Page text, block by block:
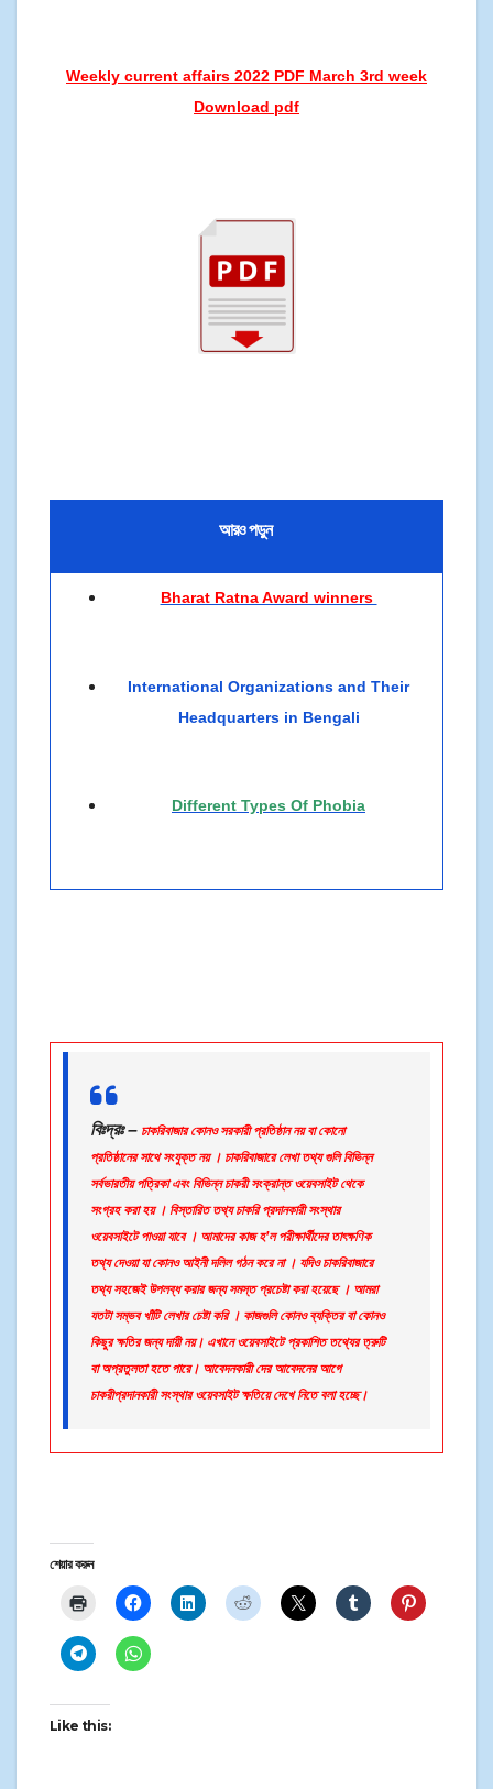
Weekly current affairs 2022 PDF March 3rd week
Download pdf
আরও পড়ুন
Bharat Ratna Award winners
International Organizations and Their
Headquarters in Bengali
Different Types Of Phobia
বিঃদ্রঃ – চাকরিবাজার কোনও সরকারী প্রতিষ্ঠান নয় বা কোনো
প্রতিষ্ঠানের সাথে সংযুক্ত নয় । চাকরিবাজারে লেখা তথ্য গুলি বিভিন্ন
সর্বভারতীয় পত্রিকা এবং বিভিন্ন চাকরী সংক্রান্ত ওয়েবসাইট থেকে
সংগ্রহ করা হয় । বিস্তারিত তথ্য চাকরি প্রদানকারী সংস্থার
ওয়েবসাইটে পাওয়া যাবে । আমাদের কাজ হ’ল পরীক্ষার্থীদের তাৎক্ষণিক
তথ্য দেওয়া যা কোনও আইনী দলিল গঠন করে না । যদিও চাকরিবাজারে
তথ্য সহজেই উপলব্ধ করার জন্য সমস্ত প্রচেষ্টা করা হয়েছে । আমরা
যতটা সম্ভব খাঁটি লেখার চেষ্টা করি । কাজগুলি কোনও ব্যক্তির বা কোনও
কিছুর ক্ষতির জন্য দায়ী নয়। এখানে ওয়েবসাইটে প্রকাশিত তথ্যের ত্রুটি
বা অপ্রতুলতা হতে পারে। আবেদনকারী দের আবেদনের আগে
চাকরীপ্রদানকারী সংস্থার ওয়েবসাইট ক্ষতিয়ে দেখে নিতে বলা হচ্ছে।
শেয়ার করুন
Like this: